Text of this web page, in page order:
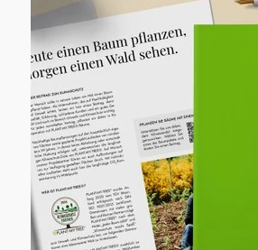
sayıda gönüllü, sponsor ve
birlikte, insanları bir araya
zamanda önemli sosyal
bir etkinlik daha düzenlendi.
sonucundan özellikle
bölgedeki sosyal kurumlar ve
yaklaşık 20.000 Euro
destekten, diğerlerinin yanı
Tafel, Gençlik Kızılhaçı, WIR-
Kindergarten Farbenfroh ve
Mettmann-Wülfrath
Schweinelauf'un başarısına